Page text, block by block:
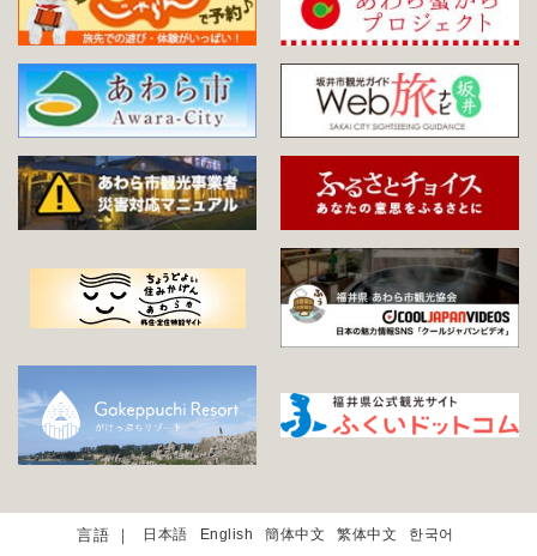
日本語 English 簡体中文 繁体中文 한국어